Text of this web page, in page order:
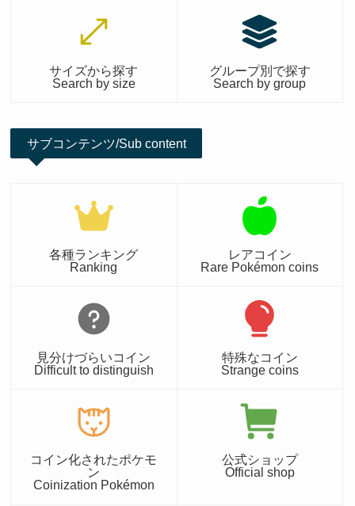
サイズから探す
Search by size
グループ別で探す
Search by group
サブコンテンツ/Sub content
各種ランキング
Ranking
レアコイン
Rare Pokémon coins
見分けづらいコイン
Difficult to distinguish
特殊なコイン
Strange coins
コイン化されたポケモ
ン
Coinization Pokémon
公式ショップ
Official shop